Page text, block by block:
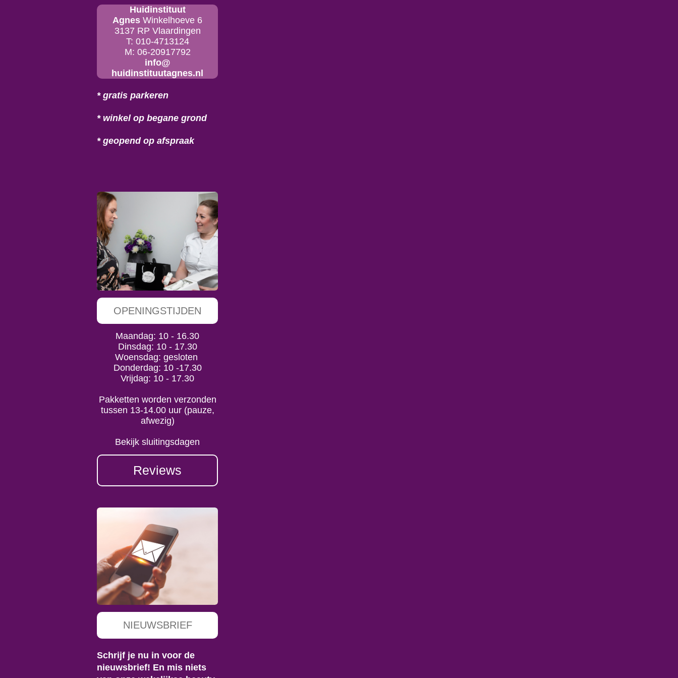
Huidinstituut
Agnes Winkelhoeve 6
3137 RP Vlaardingen
T: 010-4713124
M: 06-20917792
info@
huidinstituutagnes.nl
* gratis parkeren
* winkel op begane grond
* geopend op afspraak
OPENINGSTIJDEN
Maandag: 10 - 16.30
Dinsdag: 10 - 17.30
Woensdag: gesloten
Donderdag: 10 -17.30
Vrijdag: 10 - 17.30
Pakketten worden verzonden
tussen 13-14.00 uur (pauze,
afwezig)
Bekijk sluitingsdagen
Reviews
NIEUWSBRIEF
Schrijf je nu in voor de
nieuwsbrief! En mis niets